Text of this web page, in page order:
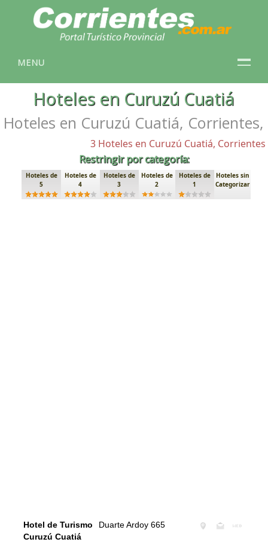
MENU
Hoteles en Curuzú Cuatiá
Hoteles en Curuzú Cuatiá, Corrientes,
3 Hoteles en Curuzú Cuatiá, Corrientes
Restringir por categoría:
Hoteles de
5
Hoteles de
4
Hoteles de
3
Hoteles de
2
Hoteles de
1
Hoteles sin
Categorizar
Hotel de Turismo
Curuzú Cuatiá
Duarte Ardoy 665